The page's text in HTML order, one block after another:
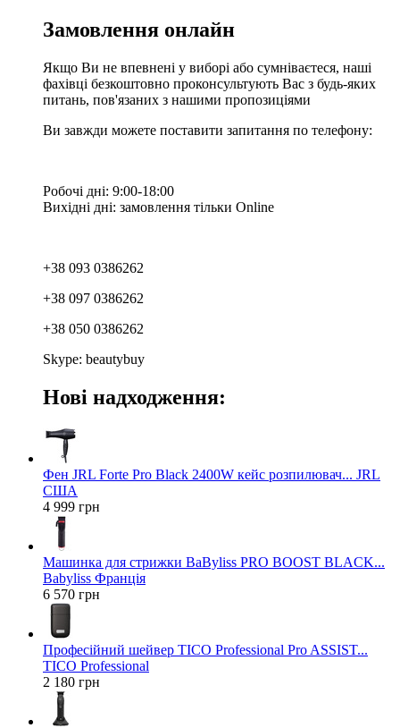
Замовлення онлайн
Якщо Ви не впевнені у виборі або сумніваєтеся, наші
фахівці безкоштовно проконсультують Вас з будь-яких
питань, пов'язаних з нашими пропозиціями
Ви завжди можете поставити запитання по телефону:
Робочі дні: 9:00-18:00
Вихідні дні: замовлення тільки Online
+38 093 0386262
+38 097 0386262
+38 050 0386262
Skype: beautybuy
Нові надходження:
Фен JRL Forte Pro Black 2400W кейс розпилювач... JRL
США
4 999 грн
Машинка для стрижки BaByliss PRO BOOST BLACK...
Babyliss Франція
6 570 грн
Професійний шейвер TICO Professional Pro ASSIST...
TICO Professional
2 180 грн